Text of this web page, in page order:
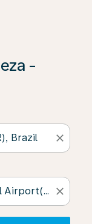
-
close
close
clique em